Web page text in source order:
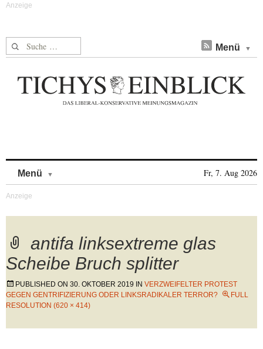
Suche nach: Menü
Menü Fr, 7. Aug 2026
antifa linksextreme glas
Scheibe Bruch splitter
PUBLISHED ON 30. OKTOBER 2019 IN VERZWEIFELTER PROTEST
GEGEN GENTRIFIZIERUNG ODER LINKSRADIKALER TERROR?
FULL
RESOLUTION (620 × 414)